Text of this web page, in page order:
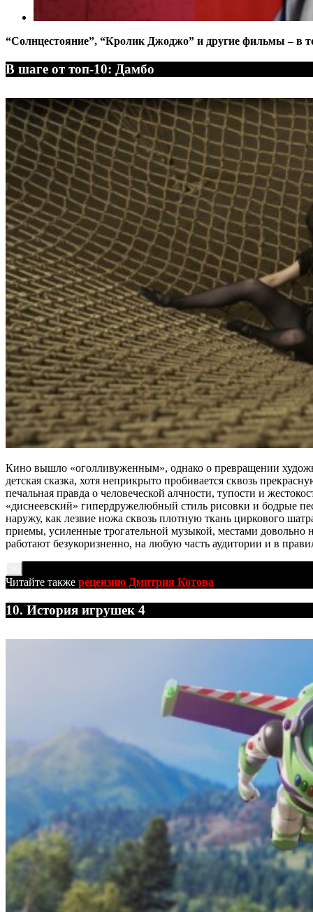
“Солнцестояние”, “Кролик Джоджо” и другие фильмы – в
В шаге от топ-10: Дамбо
Кино вышло «оголливуженным», однако о превращении
детская сказка, хотя неприкрыто пробивается сквозь
печальная правда о человеческой алчности, тупости и
«диснеевский» гипердружелюбный стиль рисовки и бодрые
наружу, как лезвие ножа сквозь плотную ткань циркового
приемы, усиленные трогательной музыкой, местами
работают безукоризненно, на любую часть аудитории и в
Читайте также рецензию Дмитрия Котова
10. История игрушек 4